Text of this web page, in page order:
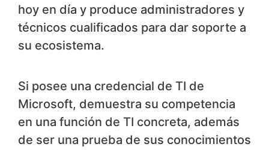
hoy en día y produce administradores y
técnicos cualificados para dar soporte a
su ecosistema.
Si posee una credencial de TI de
Microsoft, demuestra su competencia
en una función de TI concreta, además
de ser una prueba de sus conocimientos